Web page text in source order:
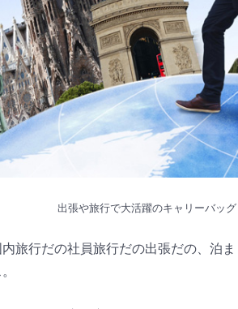
出張や旅行で大活躍のキャリーバッ
旅行だの社員旅行だの出張だの、泊